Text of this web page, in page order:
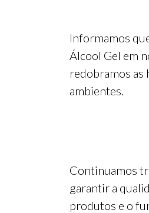
Informamos
Álcool Gel em
redobramos as
ambientes.
Continuamos
garantir a
produtos e o